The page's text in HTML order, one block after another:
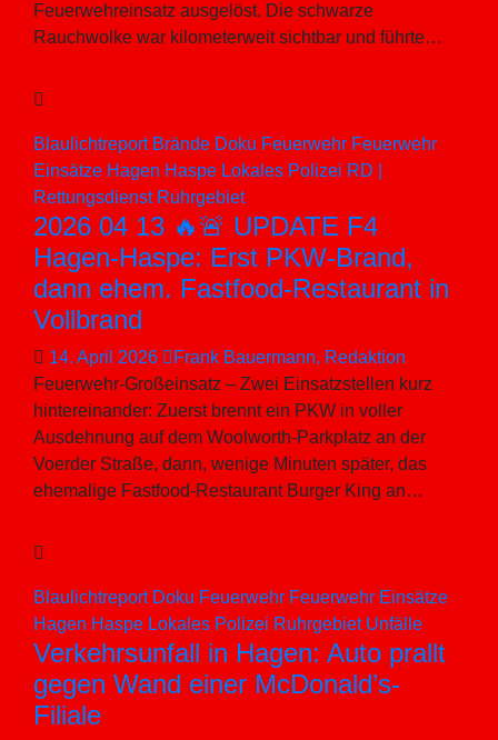
Feuerwehreinsatz ausgelöst. Die schwarze
Rauchwolke war kilometerweit sichtbar und führte…
Blaulichtreport Brände Doku Feuerwehr Feuerwehr
Einsätze Hagen Haspe Lokales Polizei RD |
Rettungsdienst Ruhrgebiet
2026 04 13 🔥🚨 UPDATE F4
Hagen-Haspe: Erst PKW-Brand,
dann ehem. Fastfood-Restaurant in
Vollbrand
14. April 2026
Frank Bauermann, Redaktion
Feuerwehr-Großeinsatz – Zwei Einsatzstellen kurz
hintereinander: Zuerst brennt ein PKW in voller
Ausdehnung auf dem Woolworth-Parkplatz an der
Voerder Straße, dann, wenige Minuten später, das
ehemalige Fastfood-Restaurant Burger King an…
Blaulichtreport Doku Feuerwehr Feuerwehr Einsätze
Hagen Haspe Lokales Polizei Ruhrgebiet Unfälle
Verkehrsunfall in Hagen: Auto prallt
gegen Wand einer McDonald’s-
Filiale